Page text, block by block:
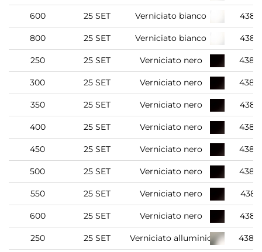
600 25 SET Verniciato bianco
800 25 SET Verniciato bianco
250 25 SET Verniciato nero
300 25 SET Verniciato nero
350 25 SET Verniciato nero
400 25 SET Verniciato nero
450 25 SET Verniciato nero
500 25 SET Verniciato nero
550 25 SET Verniciato nero
600 25 SET Verniciato nero
250 25 SET Verniciato alluminio